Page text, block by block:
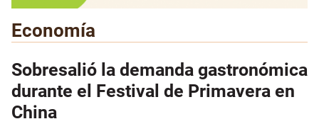
Economía
Sobresalió la demanda gastronómica
durante el Festival de Primavera en
China